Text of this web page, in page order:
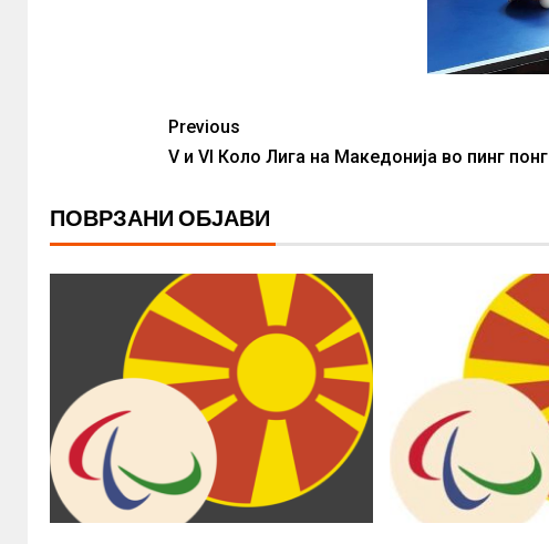
Previous
V и VI Коло Лига на Македонија во пинг понг
ПОВРЗАНИ ОБЈАВИ